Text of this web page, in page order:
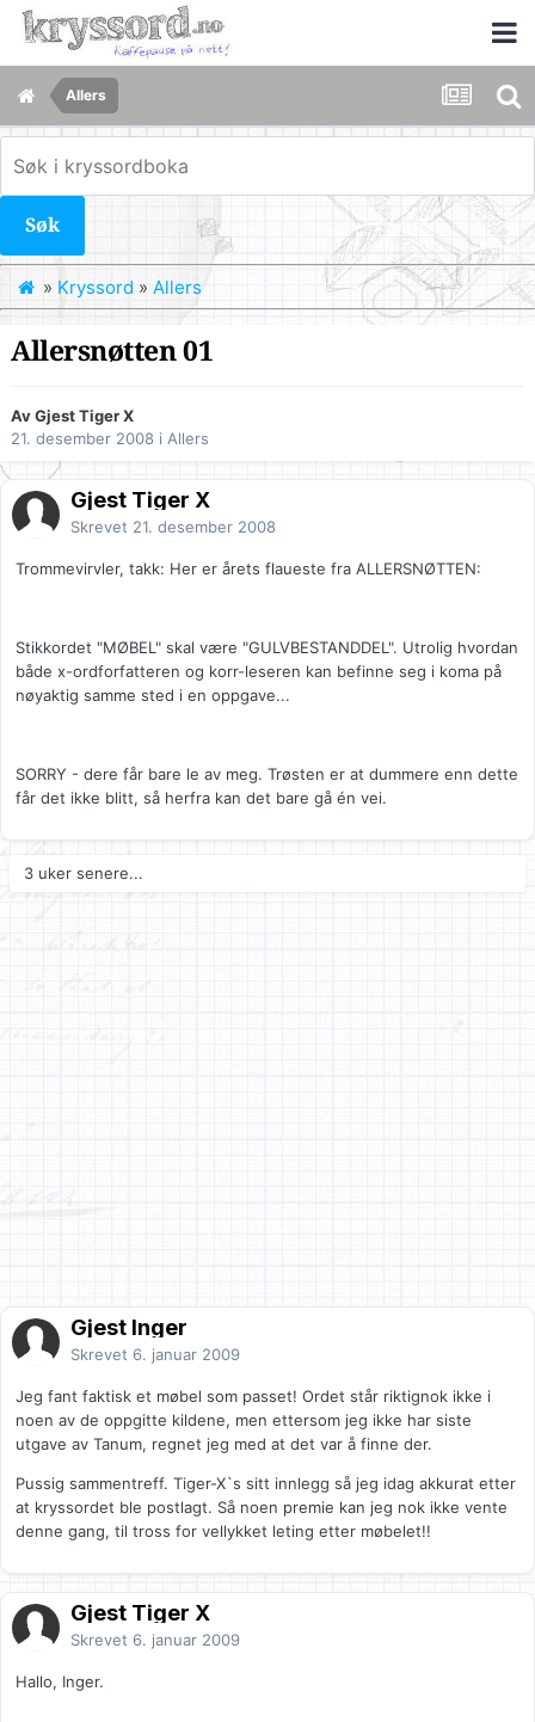
Allers
Søk
» Kryssord » Allers
Allersnøtten 01
Av Gjest Tiger X
21. desember 2008 i Allers
Gjest Tiger X
Skrevet 21. desember 2008
Trommevirvler, takk: Her er årets flaueste fra ALLERSNØTTEN:
Stikkordet "MØBEL" skal være "GULVBESTANDDEL". Utrolig hvordan
både x-ordforfatteren og korr-leseren kan befinne seg i koma på
nøyaktig samme sted i en oppgave...
SORRY - dere får bare le av meg. Trøsten er at dummere enn dette
får det ikke blitt, så herfra kan det bare gå én vei.
3 uker senere...
Gjest Inger
Skrevet 6. januar 2009
Jeg fant faktisk et møbel som passet! Ordet står riktignok ikke i
noen av de oppgitte kildene, men ettersom jeg ikke har siste
utgave av Tanum, regnet jeg med at det var å finne der.
Pussig sammentreff. Tiger-X`s sitt innlegg så jeg idag akkurat etter
at kryssordet ble postlagt. Så noen premie kan jeg nok ikke vente
denne gang, til tross for vellykket leting etter møbelet!!
Gjest Tiger X
Skrevet 6. januar 2009
Hallo, Inger.